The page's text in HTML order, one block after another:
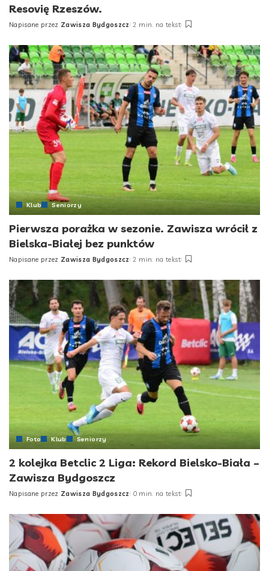
Resovię Rzeszów.
Posted
Napisane przez Zawisza Bydgoszcz 2 min. na tekst
Klub Seniorzy
Pierwsza porażka w sezonie. Zawisza wrócił z
Bielska-Białej bez punktów
Posted
Napisane przez Zawisza Bydgoszcz 2 min. na tekst
Foto Klub Seniorzy
2 kolejka Betclic 2 Liga: Rekord Bielsko-Biała –
Zawisza Bydgoszcz
Posted
Napisane przez Zawisza Bydgoszcz 0 min. na tekst